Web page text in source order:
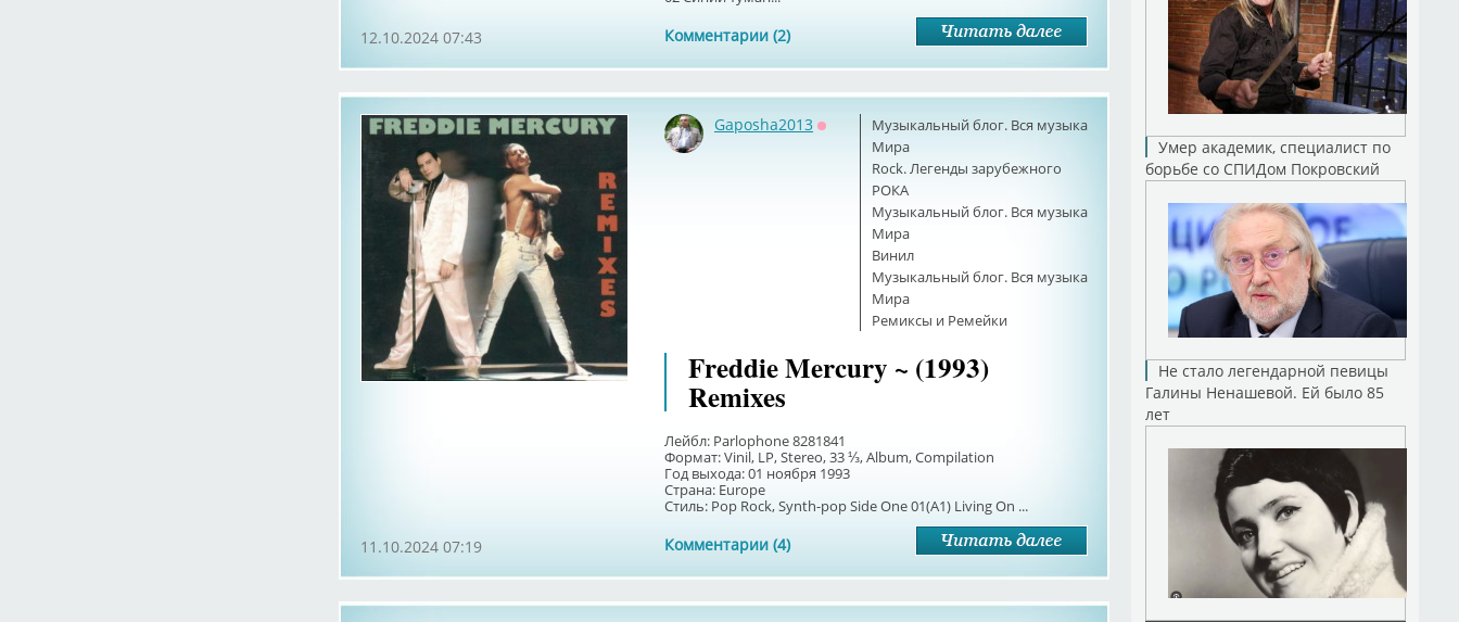
Комментарии (2)
12.10.2024 07:43
Музыкальный блог. Вся музыка
Мира
Rock. Легенды зарубежного
РОКА
Музыкальный блог. Вся музыка
Мира
Винил
Музыкальный блог. Вся музыка
Мира
Ремиксы и Ремейки
Gaposha2013
Оффлайн
Freddie Mercury ~ (1993)
Remixes
Лейбл: Parlophone 8281841
Формат: Vinil, LP, Stereo, 33 ⅓, Album, Compilation
Год выхода: 01 ноября 1993
Страна: Europe
Стиль: Pop Rock, Synth-pop Side One 01(A1) Living On ...
Комментарии (4)
11.10.2024 07:19
Умер академик, специалист по
борьбе со СПИДом Покровский
Не стало легендарной певицы
Галины Ненашевой. Ей было 85
лет